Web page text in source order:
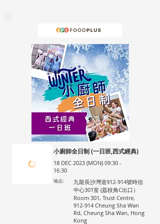
小廚師全日制 (一日班,西式經典)
18 DEC 2023 (MON) 09:30 -
16:30
地点:
九龍長沙灣道912-914號時信
中心301室 (荔枝角C出口）
Room 301, Trust Centre,
912-914 Cheung Sha Wan
Rd, Cheung Sha Wan, Hong
Kong